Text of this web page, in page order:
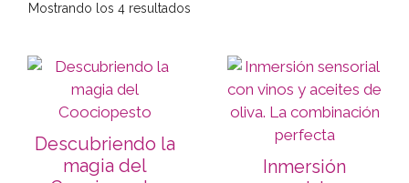
Mostrando los 4 resultados
Descubriendo la
magia del
Inmersión